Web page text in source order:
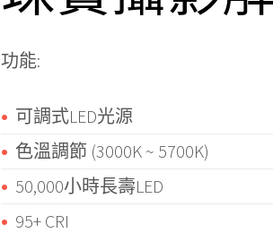
功能:
可調式LED光源
色溫調節 (3000K ~ 5700K)
50,000小時長壽LED
95+ CRI